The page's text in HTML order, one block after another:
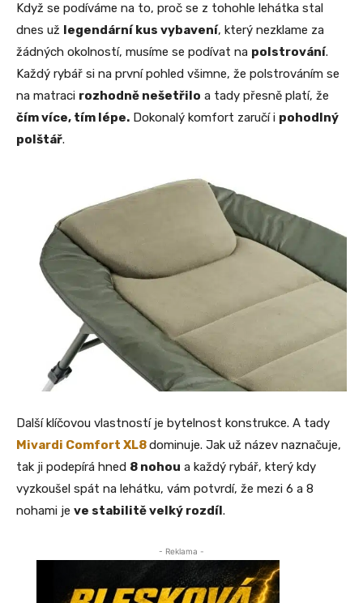
Když se podíváme na to, proč se z tohohle lehátka stal
dnes už legendární kus vybavení, který nezklame za
žádných okolností, musíme se podívat na polstrování.
Každý rybář si na první pohled všimne, že polstrováním se
na matraci rozhodně nešetřilo a tady přesně platí, že
čím více, tím lépe. Dokonalý komfort zaručí i pohodlný
polštář.
Další klíčovou vlastností je bytelnost konstrukce. A tady
Mivardi Comfort XL8dominuje. Jak už název naznačuje,
tak ji podepírá hned 8 nohou a každý rybář, který kdy
vyzkoušel spát na lehátku, vám potvrdí, že mezi 6 a 8
nohami je ve stabilitě velký rozdíl .
- Reklama -